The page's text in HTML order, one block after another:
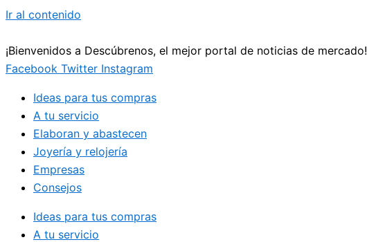
Ir al contenido
¡Bienvenidos a Descúbrenos, el mejor portal de noticias de mercado!
Facebook Twitter Instagram
Ideas para tus compras
A tu servicio
Elaboran y abastecen
Joyería y relojería
Empresas
Consejos
Ideas para tus compras
A tu servicio